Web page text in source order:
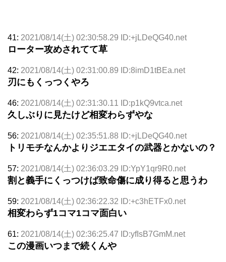
41: 2021/08/14(土) 02:30:58.29 ID:+jLDeQG40.net
ローター攻めされてて草
42: 2021/08/14(土) 02:31:00.89 ID:8imD1tBEa.net
刃にもくっつくやろ
46: 2021/08/14(土) 02:31:30.11 ID:p1kQ9vtca.net
久しぶりに見たけど相変わらずやな
56: 2021/08/14(土) 02:35:51.88 ID:+jLDeQG40.net
トリモチなんかよりジエエタイの武器とかないの？
57: 2021/08/14(土) 02:36:03.29 ID:YpY1qr9R0.net
割と義手にくっつけば致命傷に成り得ると思うわ
59: 2021/08/14(土) 02:36:22.32 ID:+c3hETFx0.net
相変わらず1コマ1コマ面白い
61: 2021/08/14(土) 02:36:25.47 ID:yfIsB7GmM.net
この漫画いつまで続くんや